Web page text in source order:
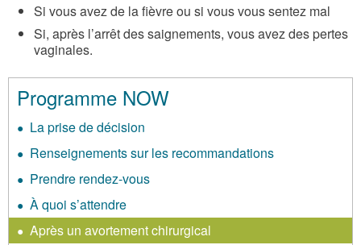
Si vous avez de la fièvre ou si vous vous sentez mal
Si, après l’arrêt des saignements, vous avez des pertes
vaginales.
Programme NOW
La prise de décision
Renseignements sur les recommandations
Prendre rendez-vous
À quoi s’attendre
Après un avortement chirurgical